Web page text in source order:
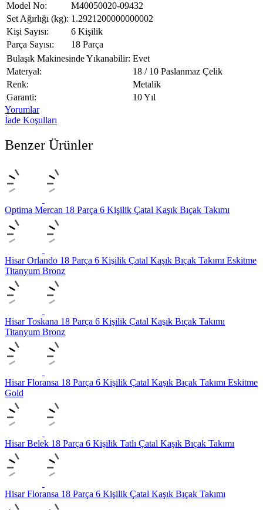
Model No:
M40050020-09432
Set Ağırlığı (kg): 1.2921200000000002
Kişi Sayısı:
6 Kişilik
Parça Sayısı:
18 Parça
Bulaşık Makinesinde Yıkanabilir: Evet
Materyal:
18 / 10 Paslanmaz Çelik
Renk:
Metalik
Garanti:
10 Yıl
Yorumlar
İade Koşulları
Benzer Ürünler
Optima Mercan 18 Parça 6 Kişilik Çatal Kaşık Bıçak Takımı
Hisar Orlando 18 Parça 6 Kişilik Çatal Kaşık Bıçak Takımı Eskitme
Titanyum Bronz
Hisar Toskana 18 Parça 6 Kişilik Çatal Kaşık Bıçak Takımı
Titanyum Bronz
Hisar Floransa 18 Parça 6 Kişilik Çatal Kaşık Bıçak Takımı Eskitme
Gold
Hisar Belek 18 Parça 6 Kişilik Tatlı Çatal Kaşık Bıçak Takımı
Hisar Floransa 18 Parça 6 Kişilik Çatal Kaşık Bıçak Takımı